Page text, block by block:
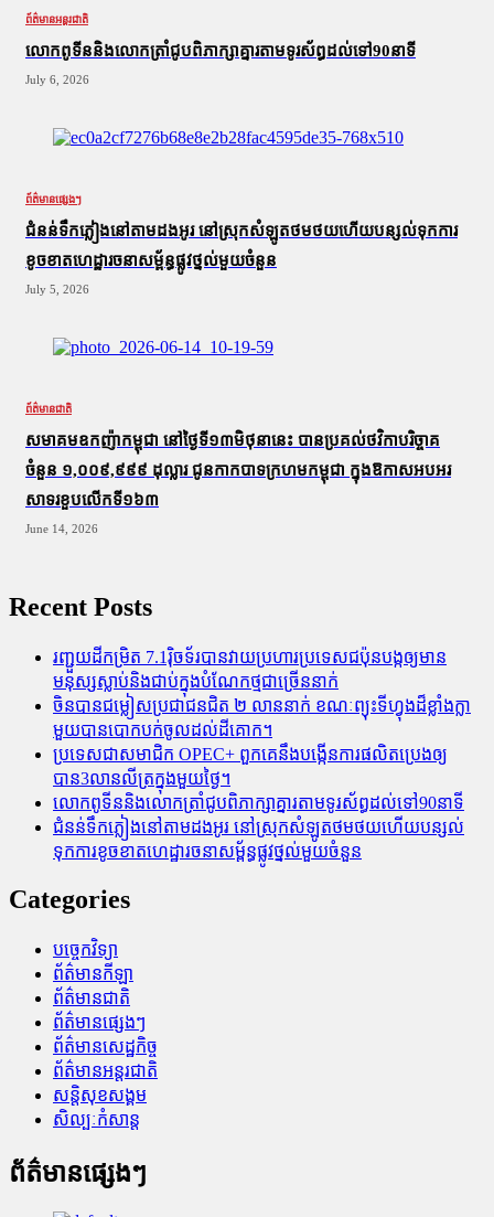
ព័ត៌មានអន្តរជាតិ
លោកពូទីននិងលោកត្រាំជូបពិភាក្សាគ្នារតាមទូរស័ព្ធដល់ទៅ90នាទី
July 6, 2026
ព័ត៌មានផ្សេងៗ
ជំនន់​ទឹកភ្លៀង​នៅ​តាម​ដងអូរ​ នៅ​ស្រុក​សំឡូត​ថមថយ​ហើយ​បន្សល់​ទុក​ការ​
ខូចខាត​ហេដ្ឋារចនាសម្ព័ន្ធ​ផ្លូវថ្នល់​មួយ​ចំនួន
July 5, 2026
ព័ត៌មានជាតិ
សមាគមឧកញ៉ាកម្ពុជា នៅថ្ងៃទី១៣មិថុនានេះ បានប្រគល់ថវិកាបរិច្ចាគ
ចំនួន ១,០០៩,៩៩៩ ដុល្លារ ជូនកាកបាទក្រហមកម្ពុជា ក្នុងឱកាសអបអរ
សាទរខួបលើកទី១៦៣
June 14, 2026
Recent Posts
រញ្ជួយដីកម្រិត​ 7.1រ៉ិចទ័របានវាយប្រហារប្រទេសជប៉ុនបង្កឲ្យមាន
មនុស្សស្លាប់​និង​ជាប់ក្នុងបំណែកថ្មជាច្រើននាក់
ចិនបានជម្លៀសប្រជាជនជិត ២ លាននាក់ ខណៈព្យុះទីហ្វុងដ៏ខ្លាំងក្លា
មួយបានបោកបក់ចូលដល់ដីគោក។
ប្រទេសជាសមាជិក OPEC+​ ពួកគេនឹងបង្កើនការផលិតប្រេងឲ្យ
បាន3លានលីត្រក្នុងមួយថ្ងៃ។
លោកពូទីននិងលោកត្រាំជូបពិភាក្សាគ្នារតាមទូរស័ព្ធដល់ទៅ90នាទី
ជំនន់​ទឹកភ្លៀង​នៅ​តាម​ដងអូរ​ នៅ​ស្រុក​សំឡូត​ថមថយ​ហើយ​បន្សល់​
ទុក​ការ​ខូចខាត​ហេដ្ឋារចនាសម្ព័ន្ធ​ផ្លូវថ្នល់​មួយ​ចំនួន
Categories
បច្ចេកវិទ្យា
ព័ត៌មានកីឡា
ព័ត៌មានជាតិ
ព័ត៌មានផ្សេងៗ
ព័ត៌មានសេដ្ឋកិច្ច
ព័ត៌មានអន្តរជាតិ
សន្តិសុខសង្គម
សិល្បៈកំសាន្ត
ព័ត៌មានផ្សេងៗ